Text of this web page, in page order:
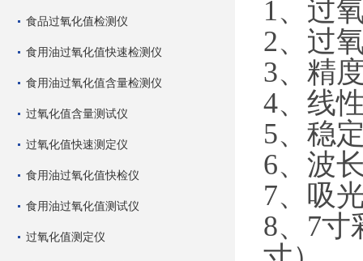
食品过氧化值检测仪
食用油过氧化值快速检测仪
食用油过氧化值含量检测仪
过氧化值含量测试仪
过氧化值快速测定仪
食用油过氧化值快检仪
食用油过氧化值测试仪
过氧化值测定仪
1、过
2、过
3、精
4、线
5、稳
6、波
7、吸
8、7寸